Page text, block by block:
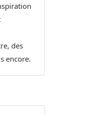
des
encore.